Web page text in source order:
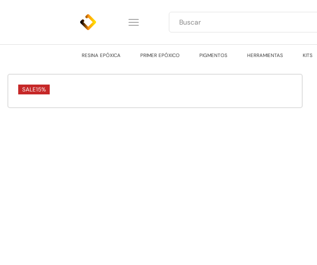
RESINA EPÓXICA PRIMER EPÓXICO PIGMENTOS HERRAMIENTAS KITS
SALE15%